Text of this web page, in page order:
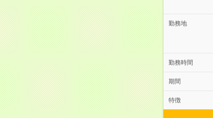
勤務地
勤務時間
期間
特徴